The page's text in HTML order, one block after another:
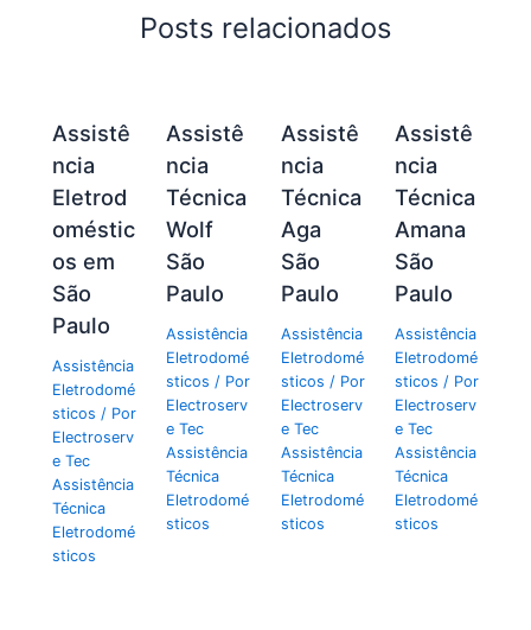
Posts relacionados
Assistê
ncia
Eletrod
oméstic
os em
São
Paulo
Assistência
Eletrodomé
sticos / Por
Electroserv
e Tec
Assistência
Técnica
Eletrodomé
sticos
Assistê
ncia
Técnica
Wolf
São
Paulo
Assistência
Eletrodomé
sticos / Por
Electroserv
e Tec
Assistência
Técnica
Eletrodomé
sticos
Assistê
ncia
Técnica
Aga
São
Paulo
Assistência
Eletrodomé
sticos / Por
Electroserv
e Tec
Assistência
Técnica
Eletrodomé
sticos
Assistê
ncia
Técnica
Amana
São
Paulo
Assistência
Eletrodomé
sticos / Por
Electroserv
e Tec
Assistência
Técnica
Eletrodomé
sticos